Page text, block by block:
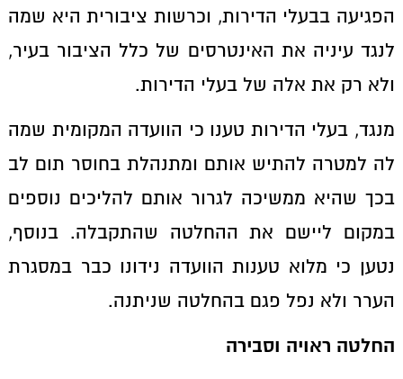
הפגיעה בבעלי הדירות, וכרשות ציבורית היא שמה
לנגד עיניה את האינטרסים של כלל הציבור בעיר,
ולא רק את אלה של בעלי הדירות.
מנגד, בעלי הדירות טענו כי הוועדה המקומית שמה
לה למטרה להתיש אותם ומתנהלת בחוסר תום לב
בכך שהיא ממשיכה לגרור אותם להליכים נוספים
במקום ליישם את ההחלטה שהתקבלה. בנוסף,
נטען כי מלוא טענות הוועדה נידונו כבר במסגרת
הערר ולא נפל פגם בהחלטה שניתנה.
החלטה ראויה וסבירה